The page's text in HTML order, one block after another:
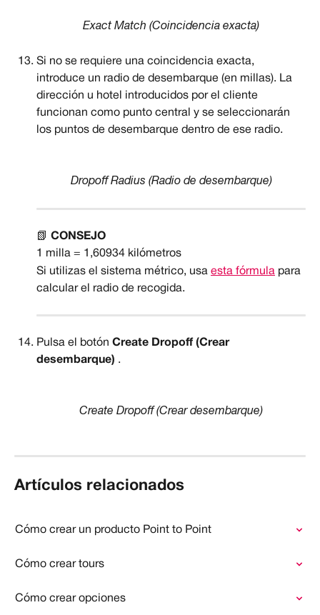
Exact Match (Coincidencia exacta)
Si no se requiere una coincidencia exacta,
introduce un radio de desembarque (en millas). La
dirección u hotel introducidos por el cliente
funcionan como punto central y se seleccionarán
los puntos de desembarque dentro de ese radio.
Dropoff Radius (Radio de desembarque)
📗 CONSEJO
1 milla = 1,60934 kilómetros
Si utilizas el sistema métrico, usa esta fórmula para
calcular el radio de recogida.
Pulsa el botón Create Dropoff (Crear
desembarque) .
Create Dropoff (Crear desembarque)
Artículos relacionados
Cómo crear un producto Point to Point
Cómo crear tours
Cómo crear opciones